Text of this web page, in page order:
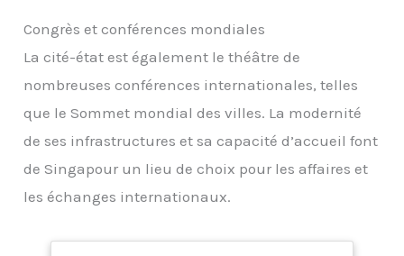
Congrès et conférences mondiales
La cité-état est également le théâtre de
nombreuses conférences internationales, telles
que le Sommet mondial des villes. La modernité
de ses infrastructures et sa capacité d’accueil font
de Singapour un lieu de choix pour les affaires et
les échanges internationaux.